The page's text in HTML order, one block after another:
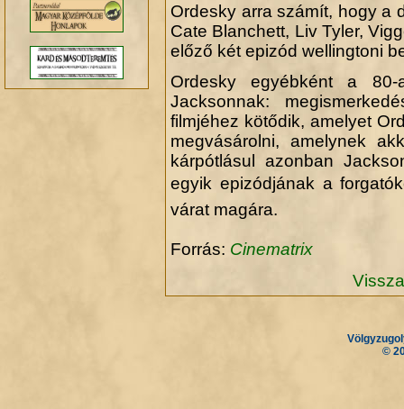
Ordesky arra számít, hogy a
Cate Blanchett, Liv Tyler,
előző két epizód wellingtoni
Ordesky egyébként a
Jacksonnak:
filmjéhez kötődik, amelyet
megvásárolni, amelynek
kárpótlásul azonban
egyik epizódjának a
várat magára.
Forrás: Cinematrix
©